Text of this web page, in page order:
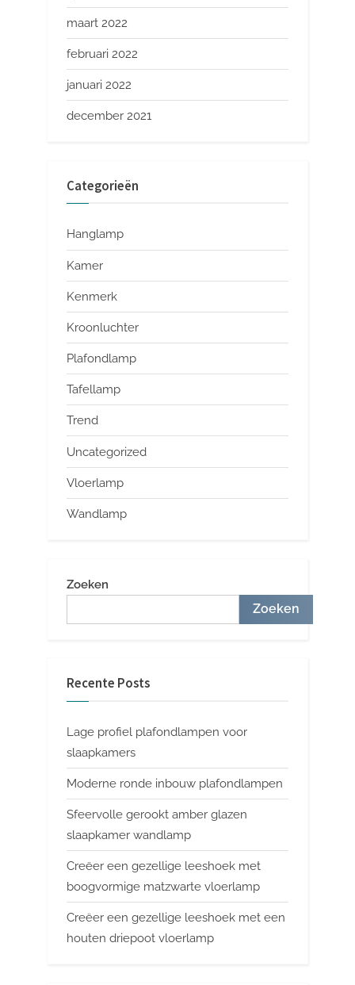
maart 2022
februari 2022
januari 2022
december 2021
Categorieën
Hanglamp
Kamer
Kenmerk
Kroonluchter
Plafondlamp
Tafellamp
Trend
Uncategorized
Vloerlamp
Wandlamp
Zoeken
Zoeken
Recente Posts
Lage profiel plafondlampen voor
slaapkamers
Moderne ronde inbouw plafondlampen
Sfeervolle gerookt amber glazen
slaapkamer wandlamp
Creëer een gezellige leeshoek met
boogvormige matzwarte vloerlamp
Creëer een gezellige leeshoek met een
houten driepoot vloerlamp